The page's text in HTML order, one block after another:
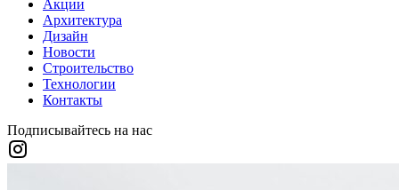
Акции
Архитектура
Дизайн
Новости
Строительство
Технологии
Контакты
Подписывайтесь на нас